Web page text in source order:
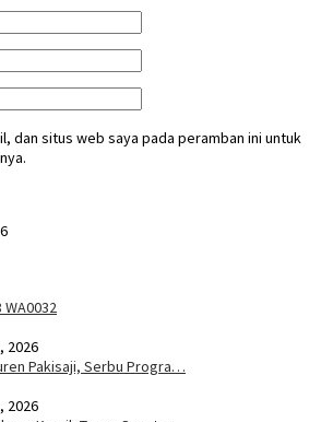
dan situs web saya pada peramban ini untuk
2026
Pakisaji, Serbu Progra…
2026